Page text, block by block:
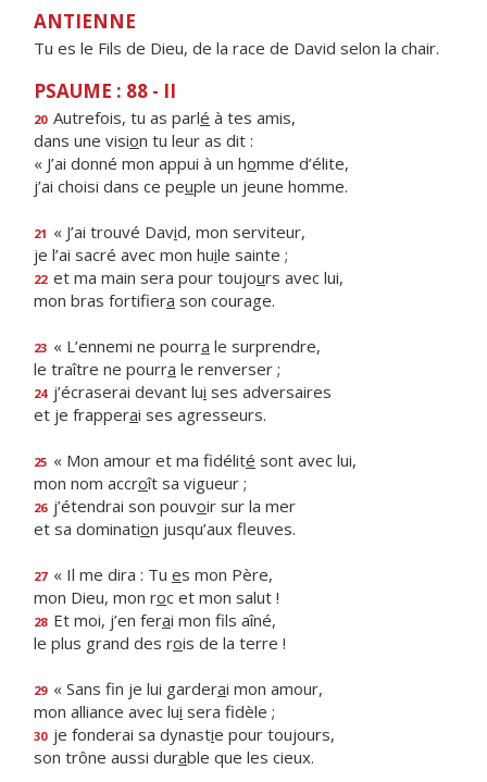
ANTIENNE
Tu es le Fils de Dieu, de la race de David selon la chair.
PSAUME : 88 - II
20 Autrefois, tu as parlé à tes amis,
dans une vision tu leur as dit :
« J’ai donné mon appui à un homme d’élite,
j’ai choisi dans ce peuple un jeune homme.
21 « J’ai trouvé David, mon serviteur,
je l’ai sacré avec mon huile sainte ;
22 et ma main sera pour toujours avec lui,
mon bras fortifiera son courage.
23 « L’ennemi ne pourra le surprendre,
le traître ne pourra le renverser ;
24 j’écraserai devant lui ses adversaires
et je frapperai ses agresseurs.
25 « Mon amour et ma fidélité sont avec lui,
mon nom accroît sa vigueur ;
26 j’étendrai son pouvoir sur la mer
et sa domination jusqu’aux fleuves.
27 « Il me dira : Tu es mon Père,
mon Dieu, mon roc et mon salut !
28 Et moi, j’en ferai mon fils aîné,
le plus grand des rois de la terre !
29 « Sans fin je lui garderai mon amour,
mon alliance avec lui sera fidèle ;
30 je fonderai sa dynastie pour toujours,
son trône aussi durable que les cieux.